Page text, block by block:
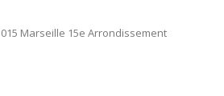
Marseille 15e Arrondissement